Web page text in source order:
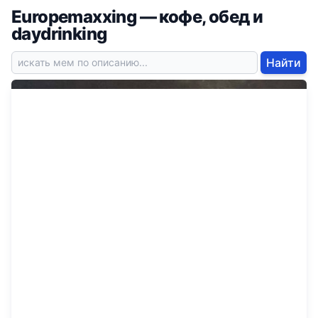
Europemaxxing — кофе, обед и
daydrinking
Найти